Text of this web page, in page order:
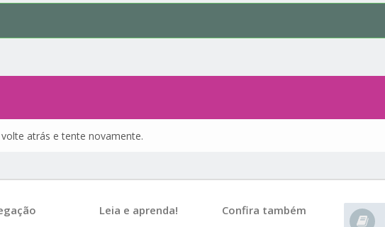
atrás e tente novamente.
Confira também
Leia e aprenda!